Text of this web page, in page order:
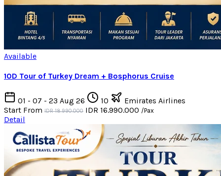
Available
10D Tour of Turkey Dream + Bosphorus Cruise
01 - 07 - 23 Aug 26 10
Emirates Airlines
Start From IDR 18.990.000 IDR 16.990.000 /Pax
Detail